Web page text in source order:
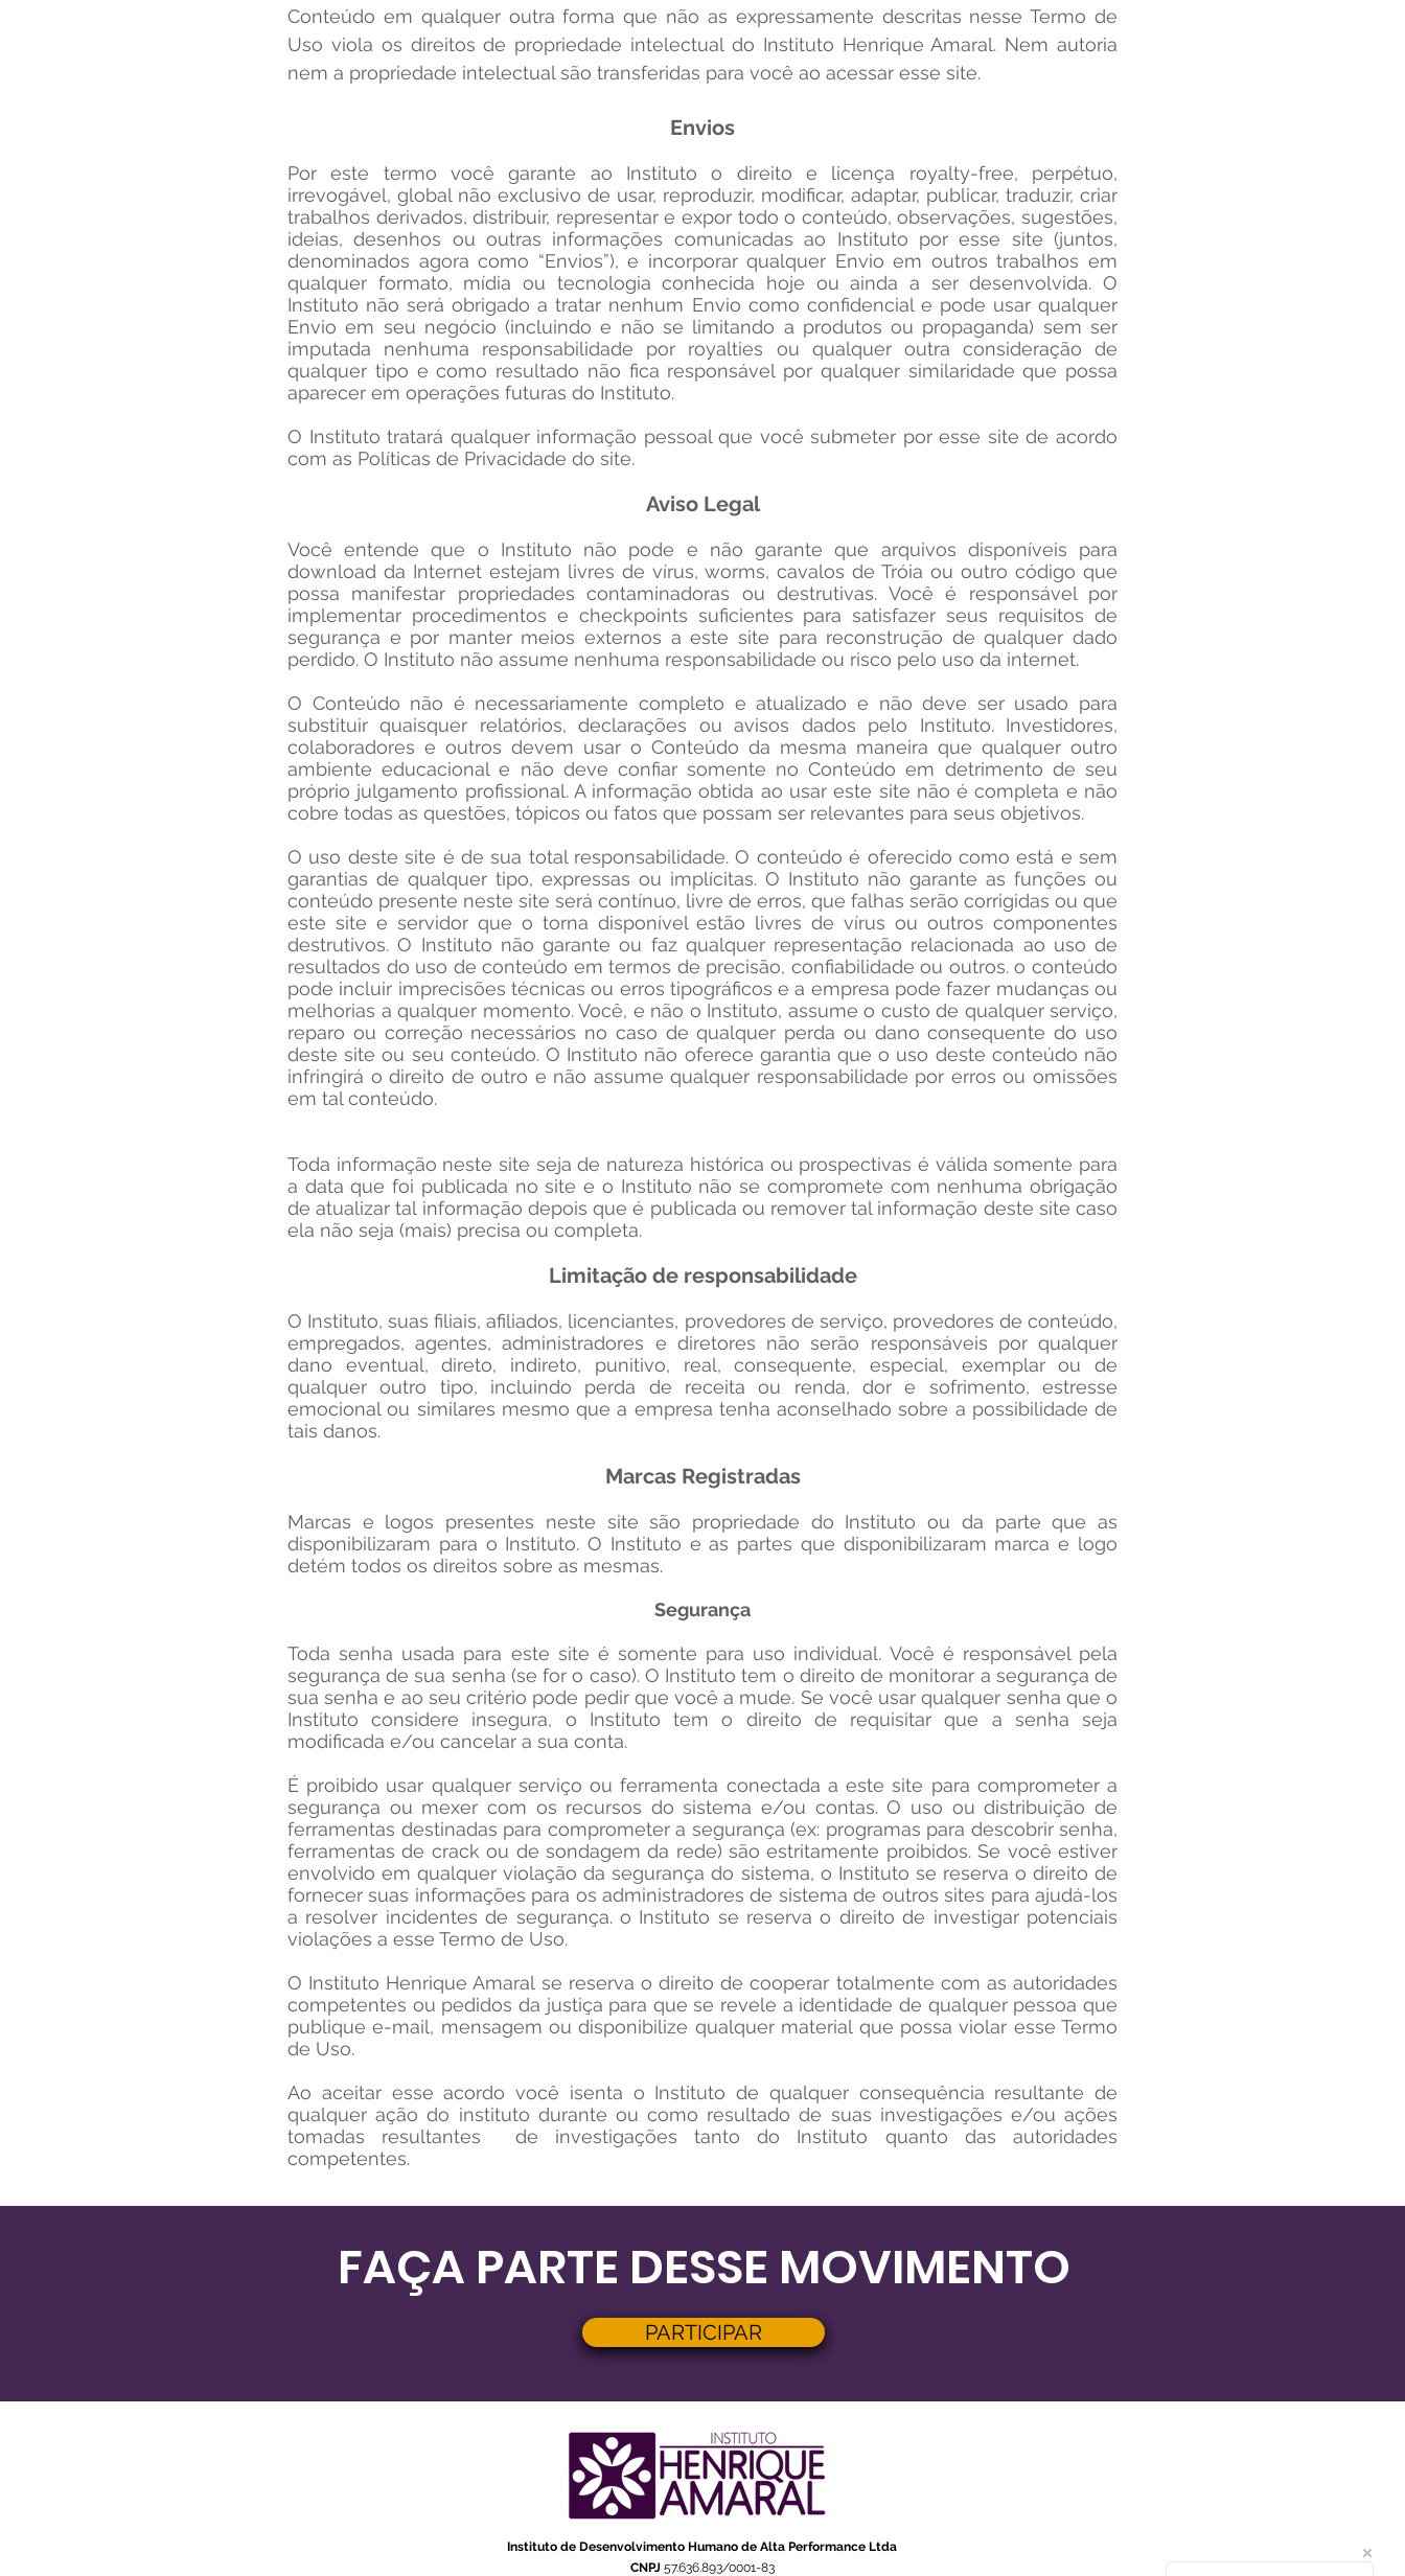
Conteúdo em qualquer outra forma que não as expressamente descritas nesse Termo de
Uso viola os direitos de propriedade intelectual do Instituto Henrique Amaral. Nem autoria
nem a propriedade intelectual são transferidas para você ao acessar esse site.
Envios
Por este termo você garante ao Instituto o direito e licença royalty-free, perpétuo,
irrevogável, global não exclusivo de usar, reproduzir, modificar, adaptar, publicar, traduzir, criar
trabalhos derivados, distribuir, representar e expor todo o conteúdo, observações, sugestões,
ideias, desenhos ou outras informações comunicadas ao Instituto por esse site (juntos,
denominados agora como “Envios”), e incorporar qualquer Envio em outros trabalhos em
qualquer formato, mídia ou tecnologia conhecida hoje ou ainda a ser desenvolvida. O
Instituto não será obrigado a tratar nenhum Envio como confidencial e pode usar qualquer
Envio em seu negócio (incluindo e não se limitando a produtos ou propaganda) sem ser
imputada nenhuma responsabilidade por royalties ou qualquer outra consideração de
qualquer tipo e como resultado não fica responsável por qualquer similaridade que possa
aparecer em operações futuras do Instituto.
O Instituto tratará qualquer informação pessoal que você submeter por esse site de acordo
com as Políticas de Privacidade do site.
Aviso Legal
Você entende que o Instituto não pode e não garante que arquivos disponíveis para
download da Internet estejam livres de vírus, worms, cavalos de Tróia ou outro código que
possa manifestar propriedades contaminadoras ou destrutivas. Você é responsável por
implementar procedimentos e checkpoints suficientes para satisfazer seus requisitos de
segurança e por manter meios externos a este site para reconstrução de qualquer dado
perdido. O Instituto não assume nenhuma responsabilidade ou risco pelo uso da internet.
O Conteúdo não é necessariamente completo e atualizado e não deve ser usado para
substituir quaisquer relatórios, declarações ou avisos dados pelo Instituto. Investidores,
colaboradores e outros devem usar o Conteúdo da mesma maneira que qualquer outro
ambiente educacional e não deve confiar somente no Conteúdo em detrimento de seu
próprio julgamento profissional. A informação obtida ao usar este site não é completa e não
cobre todas as questões, tópicos ou fatos que possam ser relevantes para seus objetivos.
O uso deste site é de sua total responsabilidade. O conteúdo é oferecido como está e sem
garantias de qualquer tipo, expressas ou implícitas. O Instituto não garante as funções ou
conteúdo presente neste site será contínuo, livre de erros, que falhas serão corrigidas ou que
este site e servidor que o torna disponível estão livres de vírus ou outros componentes
destrutivos. O Instituto não garante ou faz qualquer representação relacionada ao uso de
resultados do uso de conteúdo em termos de precisão, confiabilidade ou outros. o conteúdo
pode incluir imprecisões técnicas ou erros tipográficos e a empresa pode fazer mudanças ou
melhorias a qualquer momento. Você, e não o Instituto, assume o custo de qualquer serviço,
reparo ou correção necessários no caso de qualquer perda ou dano consequente do uso
deste site ou seu conteúdo. O Instituto não oferece garantia que o uso deste conteúdo não
infringirá o direito de outro e não assume qualquer responsabilidade por erros ou omissões
em tal conteúdo.
Toda informação neste site seja de natureza histórica ou prospectivas é válida somente para
a data que foi publicada no site e o Instituto não se compromete com nenhuma obrigação
de atualizar tal informação depois que é publicada ou remover tal informação deste site caso
ela não seja (mais) precisa ou completa.
Limitação de responsabilidade
O Instituto, suas filiais, afiliados, licenciantes, provedores de serviço, provedores de conteúdo,
empregados, agentes, administradores e diretores não serão responsáveis por qualquer
dano eventual, direto, indireto, punitivo, real, consequente, especial, exemplar ou de
qualquer outro tipo, incluindo perda de receita ou renda, dor e sofrimento, estresse
emocional ou similares mesmo que a empresa tenha aconselhado sobre a possibilidade de
tais danos.
Marcas Registradas
Marcas e logos presentes neste site são propriedade do Instituto ou da parte que as
disponibilizaram para o Instituto. O Instituto e as partes que disponibilizaram marca e logo
detém todos os direitos sobre as mesmas.
Segurança
Toda senha usada para este site é somente para uso individual. Você é responsável pela
segurança de sua senha (se for o caso). O Instituto tem o direito de monitorar a segurança de
sua senha e ao seu critério pode pedir que você a mude. Se você usar qualquer senha que o
Instituto considere insegura, o Instituto tem o direito de requisitar que a senha seja
modificada e/ou cancelar a sua conta.
É proibido usar qualquer serviço ou ferramenta conectada a este site para comprometer a
segurança ou mexer com os recursos do sistema e/ou contas. O uso ou distribuição de
ferramentas destinadas para comprometer a segurança (ex: programas para descobrir senha,
ferramentas de crack ou de sondagem da rede) são estritamente proibidos. Se você estiver
envolvido em qualquer violação da segurança do sistema, o Instituto se reserva o direito de
fornecer suas informações para os administradores de sistema de outros sites para ajudá-los
a resolver incidentes de segurança. o Instituto se reserva o direito de investigar potenciais
violações a esse Termo de Uso.
O Instituto Henrique Amaral se reserva o direito de cooperar totalmente com as autoridades
competentes ou pedidos da justiça para que se revele a identidade de qualquer pessoa que
publique e-mail, mensagem ou disponibilize qualquer material que possa violar esse Termo
de Uso.
Ao aceitar esse acordo você isenta o Instituto de qualquer consequência resultante de
qualquer ação do instituto durante ou como resultado de suas investigações e/ou ações
tomadas resultantes de investigações tanto do Instituto quanto das autoridades
competentes.
FAÇA PARTE DESSE MOVIMENTO
PARTICIPAR
Instituto de Desenvolvimento Humano de Alta Performance Ltda
CNPJ 57.636.893/0001-83